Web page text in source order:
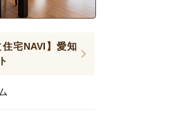
住宅NAVI】愛知